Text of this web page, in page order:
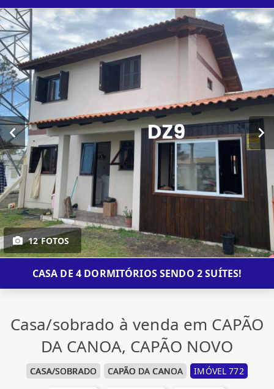
12 FOTOS
CASA DE 4 DORMITÓRIOS SENDO 2 SUÍTES!
Casa/sobrado à venda em CAPÃO
DA CANOA, CAPÃO NOVO
CASA/SOBRADO CAPÃO DA CANOA IMÓVEL 772